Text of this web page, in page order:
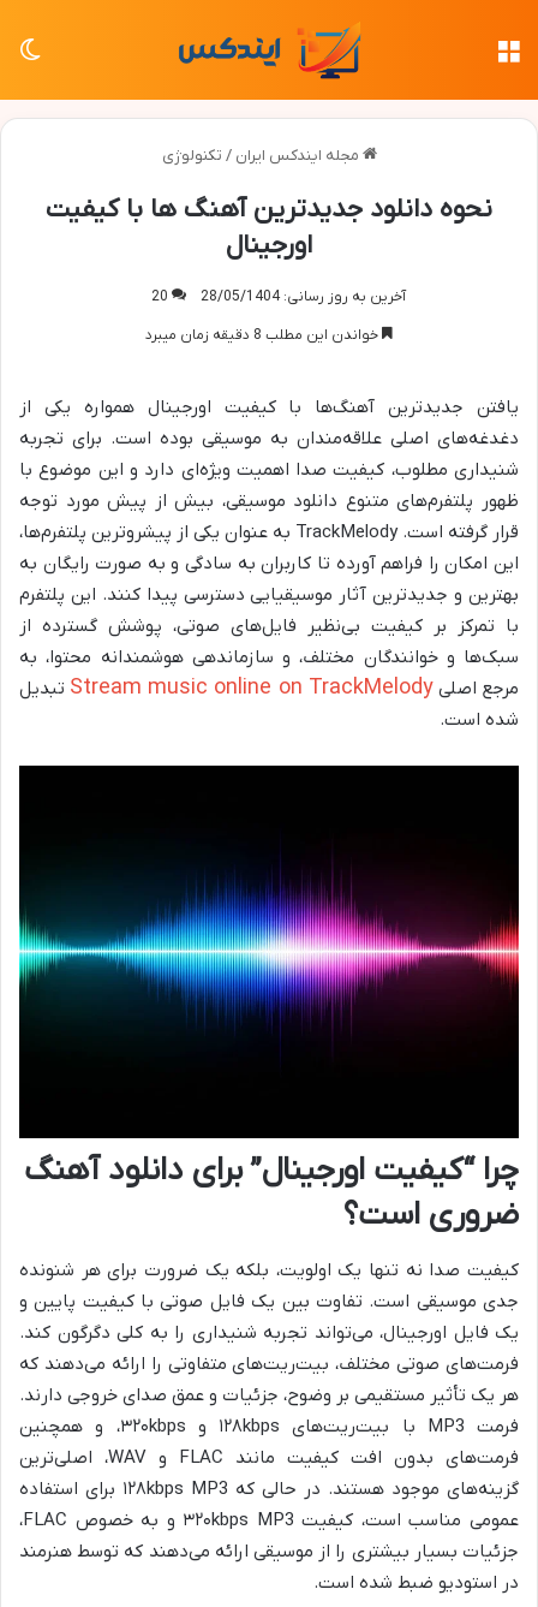
مجله ایندکس ایران / تکنولوژی
نحوه دانلود جدیدترین آهنگ ها با کیفیت
اورجینال
آخرین به روز رسانی: 28/05/1404
20
خواندن این مطلب 8 دقیقه زمان میبرد
یافتن جدیدترین آهنگ‌ها با کیفیت اورجینال همواره یکی از
دغدغه‌های اصلی علاقه‌مندان به موسیقی بوده است. برای تجربه
شنیداری مطلوب، کیفیت صدا اهمیت ویژه‌ای دارد و این موضوع با
ظهور پلتفرم‌های متنوع دانلود موسیقی، بیش از پیش مورد توجه
قرار گرفته است. TrackMelody به عنوان یکی از پیشروترین پلتفرم‌ها،
این امکان را فراهم آورده تا کاربران به سادگی و به صورت رایگان به
بهترین و جدیدترین آثار موسیقیایی دسترسی پیدا کنند. این پلتفرم
با تمرکز بر کیفیت بی‌نظیر فایل‌های صوتی، پوشش گسترده از
سبک‌ها و خوانندگان مختلف، و سازماندهی هوشمندانه محتوا، به
مرجع اصلیStream music online on TrackMelody تبدیل
شده است.
چرا “کیفیت اورجینال” برای دانلود آهنگ
ضروری است؟
کیفیت صدا نه تنها یک اولویت، بلکه یک ضرورت برای هر شنونده
جدی موسیقی است. تفاوت بین یک فایل صوتی با کیفیت پایین و
یک فایل اورجینال، می‌تواند تجربه شنیداری را به کلی دگرگون کند.
فرمت‌های صوتی مختلف، بیت‌ریت‌های متفاوتی را ارائه می‌دهند که
هر یک تأثیر مستقیمی بر وضوح، جزئیات و عمق صدای خروجی دارند.
فرمت MP3 با بیت‌ریت‌های ۱۲۸kbps و ۳۲۰kbps، و همچنین
فرمت‌های بدون افت کیفیت مانند FLAC و WAV، اصلی‌ترین
گزینه‌های موجود هستند. در حالی که ۱۲۸kbps MP3 برای استفاده
عمومی مناسب است، کیفیت ۳۲۰kbps MP3 و به خصوص FLAC،
جزئیات بسیار بیشتری را از موسیقی ارائه می‌دهند که توسط هنرمند
در استودیو ضبط شده است.